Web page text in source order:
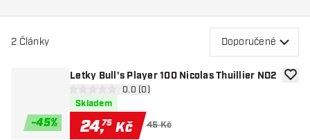
2 Články Doporučené
-45%
Letky Bull's Player 100 Nicolas Thuillier NO2
otevřít panel recenzí
0 hodnoticí hvězdičky
0.0 (0)
Skladem
24,75 Kč 45 Kč